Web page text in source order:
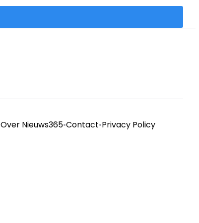
Over Nieuws365•Contact•Privacy Policy